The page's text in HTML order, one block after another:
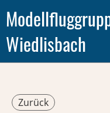
Wiedlisbach
Zurück